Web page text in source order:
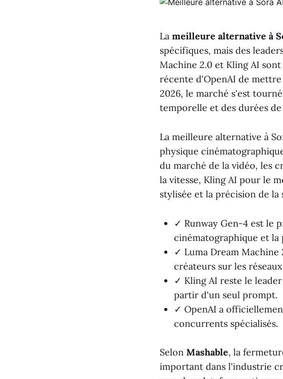
La meilleure alternative à
spécifiques, mais des
Machine 2.0 et Kling AI
récente d'OpenAI de
2026, le marché s'est
temporelle et des durées
La meilleure alternative à
physique
du marché de la vidéo, les
la vitesse, Kling AI pour le
stylisée et la précision de
✓ Runway Gen-4 est le
cinématographique et la
✓ Luma Dream Machine
créateurs sur les
✓ Kling AI reste le
partir d'un seul prompt.
✓ OpenAI a
concurrents spécialisés.
Selon Mashable, la
important dans l'industrie